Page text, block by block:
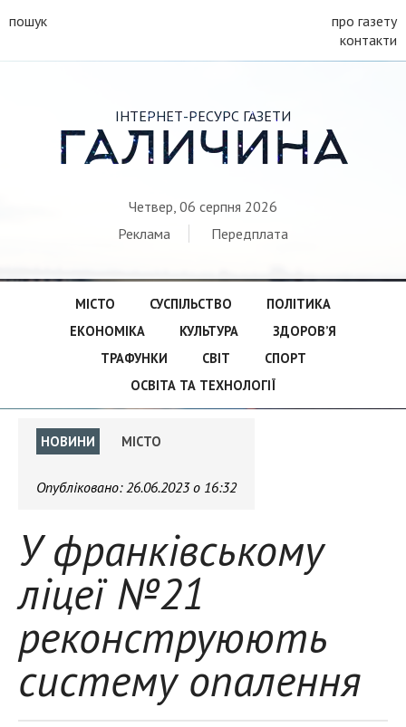
пошук
про газету
контакти
ІНТЕРНЕТ-РЕСУРС ГАЗЕТИ
ГАЛИЧИНА
Четвер, 06 серпня 2026
Реклама
Передплата
МІСТО СУСПІЛЬСТВО
ПОЛІТИКА
ЕКОНОМІКА
КУЛЬТУРА
ЗДОРОВ’Я
ТРАФУНКИ
СВІТ
СПОРТ
ОСВІТА ТА ТЕХНОЛОГІЇ
НОВИНИ МІСТО
Опубліковано:26.06.2023 о 16:32
У франківському
ліцеї №21
реконструюють
систему опалення